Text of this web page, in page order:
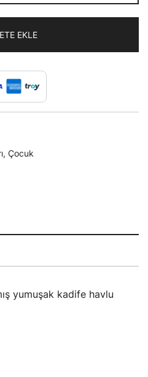
Havlu
Emzik
Askısı
adet
EKLE
, Çocuk
yumuşak kadife havlu